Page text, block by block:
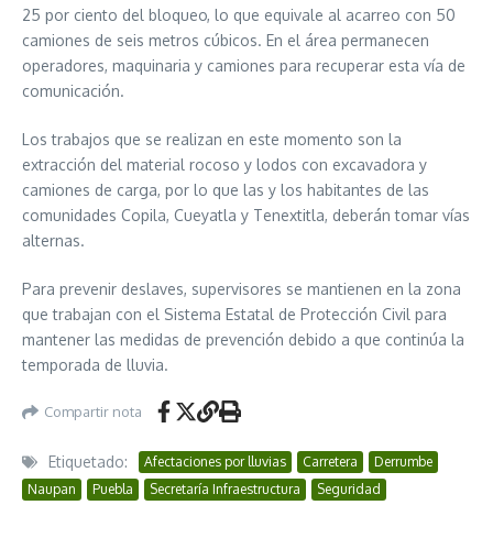
25 por ciento del bloqueo, lo que equivale al acarreo con 50
camiones de seis metros cúbicos. En el área permanecen
operadores, maquinaria y camiones para recuperar esta vía de
comunicación.
Los trabajos que se realizan en este momento son la
extracción del material rocoso y lodos con excavadora y
camiones de carga, por lo que las y los habitantes de las
comunidades Copila, Cueyatla y Tenextitla, deberán tomar vías
alternas.
Para prevenir deslaves, supervisores se mantienen en la zona
que trabajan con el Sistema Estatal de Protección Civil para
mantener las medidas de prevención debido a que continúa la
temporada de lluvia.
Compartir nota
Etiquetado: Afectaciones por lluvias Carretera
Derrumbe
Naupan
Puebla Secretaría Infraestructura Seguridad